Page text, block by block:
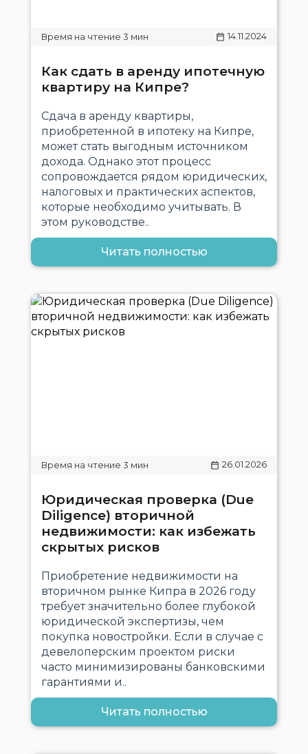
14.11.2024
Как сдать в аренду ипотечную
квартиру на Кипре?
Сдача в аренду квартиры,
приобретенной в ипотеку на Кипре,
может стать выгодным источником
дохода. Однако этот процесс
сопровождается рядом юридических,
налоговых и практических аспектов,
которые необходимо учитывать. В
этом руководстве..
Читать полностью
26.01.2026
Юридическая проверка (Due
Diligence) вторичной
недвижимости: как избежать
скрытых рисков
Приобретение недвижимости на
вторичном рынке Кипра в 2026 году
требует значительно более глубокой
юридической экспертизы, чем
покупка новостройки. Если в случае с
девелоперским проектом риски
часто минимизированы банковскими
гарантиями и..
Читать полностью